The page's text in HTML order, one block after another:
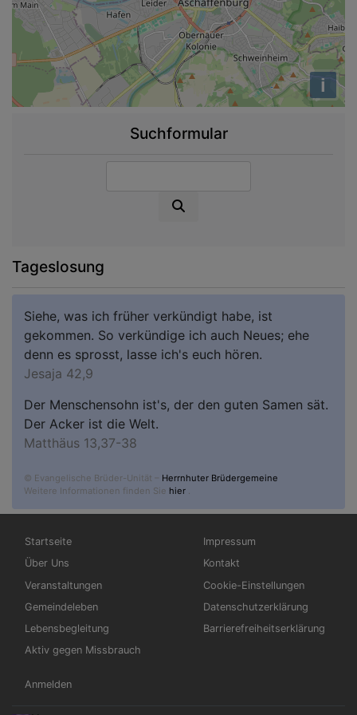
i
Suchformular
Tageslosung
Siehe, was ich früher verkündigt habe, ist
gekommen. So verkündige ich auch Neues; ehe
denn es sprosst, lasse ich's euch hören.
Jesaja 42,9
Der Menschensohn ist's, der den guten Samen sät.
Der Acker ist die Welt.
Matthäus 13,37-38
© Evangelische Brüder-Unität – Herrnhuter Brüdergemeine
Weitere Informationen finden Sie hier .
Hauptnavigation
Startseite
Über Uns
Veranstaltungen
Gemeindeleben
Lebensbegleitung
Aktiv gegen Missbrauch
Fußbereichsmenü
Impressum
Kontakt
Cookie-Einstellungen
Datenschutzerklärung
Barrierefreiheitserklärung
Benutzermenü
Anmelden